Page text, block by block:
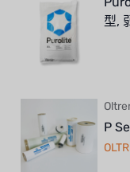
型,
P